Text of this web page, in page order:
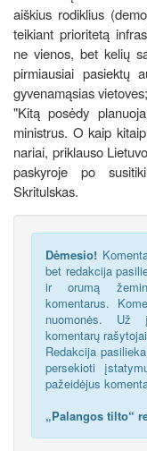
aiškius rodiklius
teikiant prioritetą
ne vienos, bet kelių
pirmiausiai pasiektų
gyvenamąsias
"Kitą posėdy
ministrus. O kaip
nariai, priklauso
paskyroje po
Skritulskas.
Dėmesio!
bet redakcija
ir orumą
komentarus.
nuomonės. Už
komentarų
Redakcija
persekioti
pažeidėjus
„Palangos tilto“